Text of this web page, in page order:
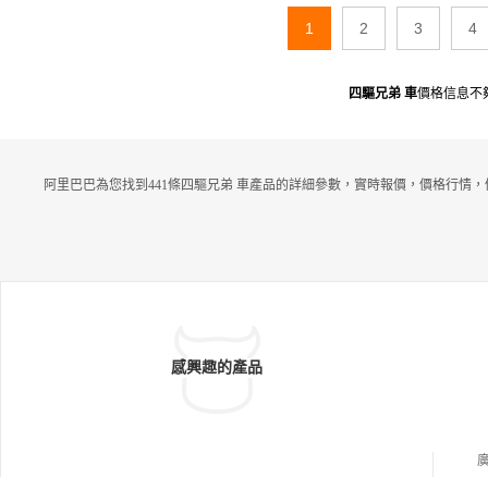
1 2 3 4
四驅兄弟 車價格信息不
阿里巴巴為您找到441條四驅兄弟 車產品的詳細參數，實時報價，價格行情
感興趣的產品